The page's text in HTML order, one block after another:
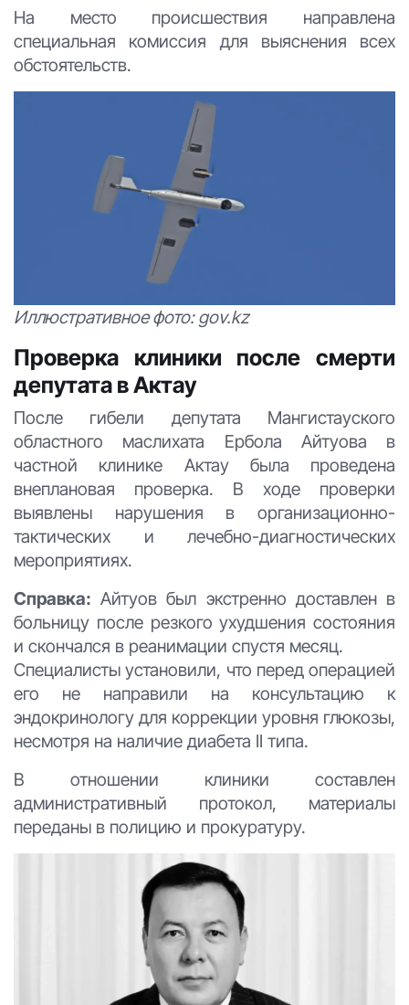
На место происшествия направлена
специальная комиссия для выяснения всех
обстоятельств.
Иллюстративное фото: gov.kz
Проверка клиники после смерти
депутата в Актау
После гибели депутата Мангистауского
областного маслихата Ербола Айтуова в
частной клинике Актау была проведена
внеплановая проверка. В ходе проверки
выявлены нарушения в организационно-
тактических и лечебно-диагностических
мероприятиях.
Справка: Айтуов был экстренно доставлен в
больницу после резкого ухудшения состояния
и скончался в реанимации спустя месяц.
Специалисты установили, что перед операцией
его не направили на консультацию к
эндокринологу для коррекции уровня глюкозы,
несмотря на наличие диабета II типа.
В отношении клиники составлен
административный протокол, материалы
переданы в полицию и прокуратуру.